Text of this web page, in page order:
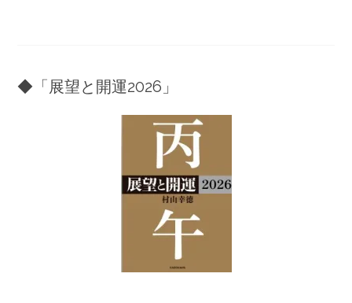
◆「展望と開運2026」